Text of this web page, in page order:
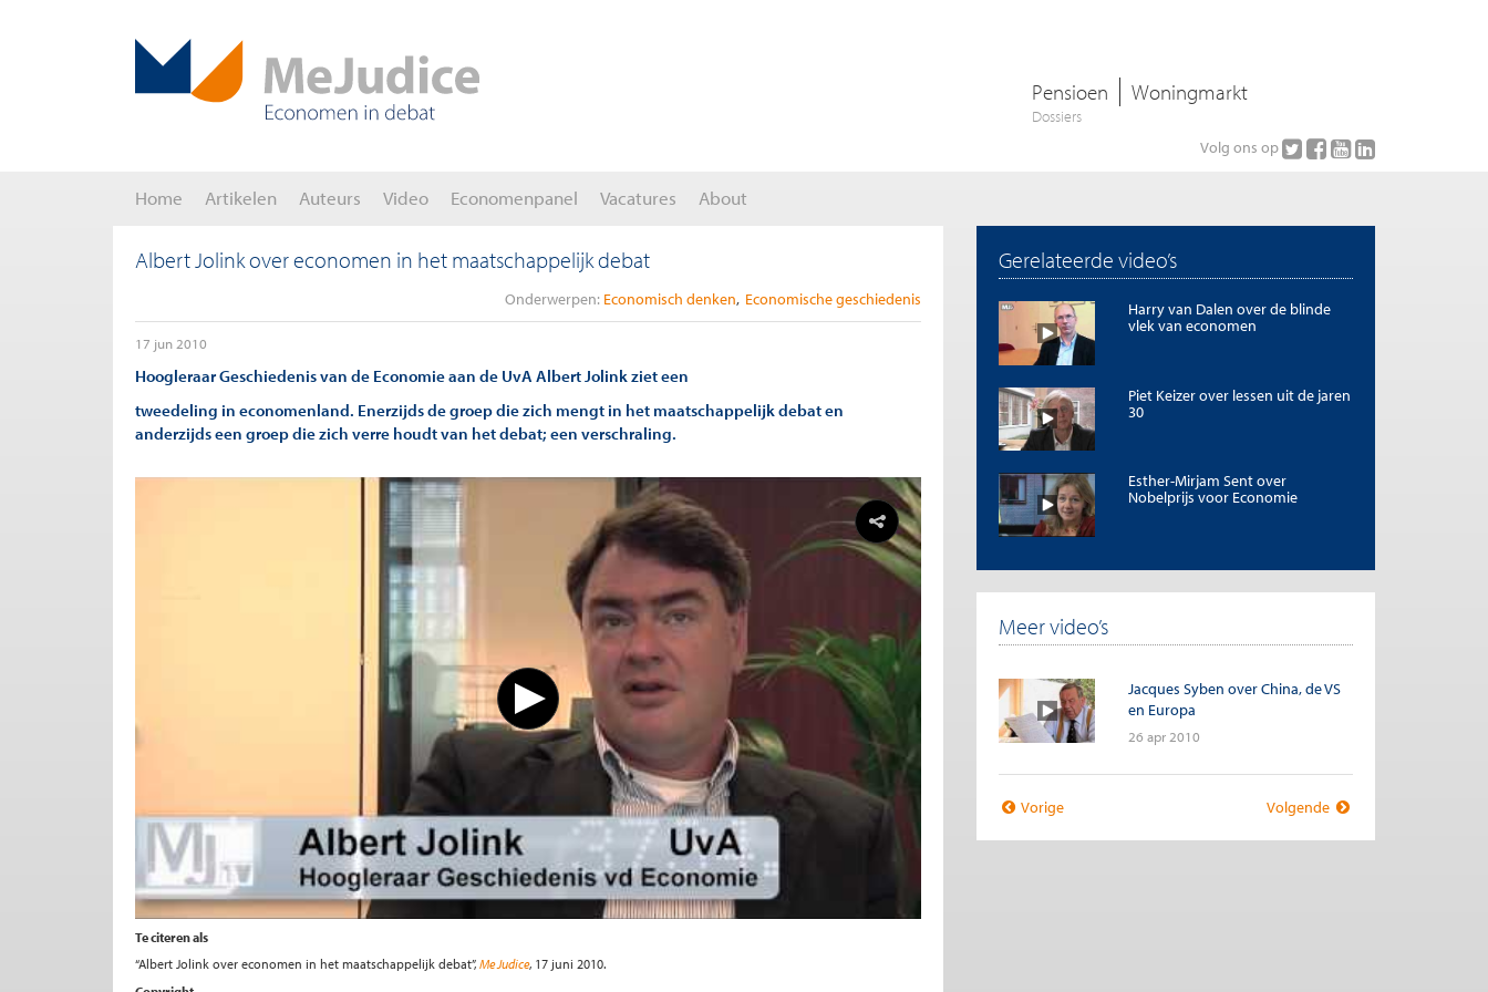
Pensioen Woningmarkt
Dossiers
Volg ons op
Home Artikelen Auteurs Video Economenpanel Vacatures About
Albert Jolink over economen in het maatschappelijk debat
Onderwerpen: Economisch denken Economische geschiedenis
17 jun 2010
Hoogleraar Geschiedenis van de Economie aan de UvA Albert Jolink ziet een
tweedeling in economenland. Enerzijds de groep die zich mengt in het maatschappelijk debat en
anderzijds een groep die zich verre houdt van het debat; een verschraling.
Te citeren als
“Albert Jolink over economen in het maatschappelijk debat”, Me Judice, 17 juni 2010.
Gerelateerde video’s
Harry van Dalen over de blinde
vlek van economen
Piet Keizer over lessen uit de jaren
30
Esther-Mirjam Sent over
Nobelprijs voor Economie
Meer video’s
Jacques Syben over China, de VS
en Europa
26 apr 2010
Vorige Volgende